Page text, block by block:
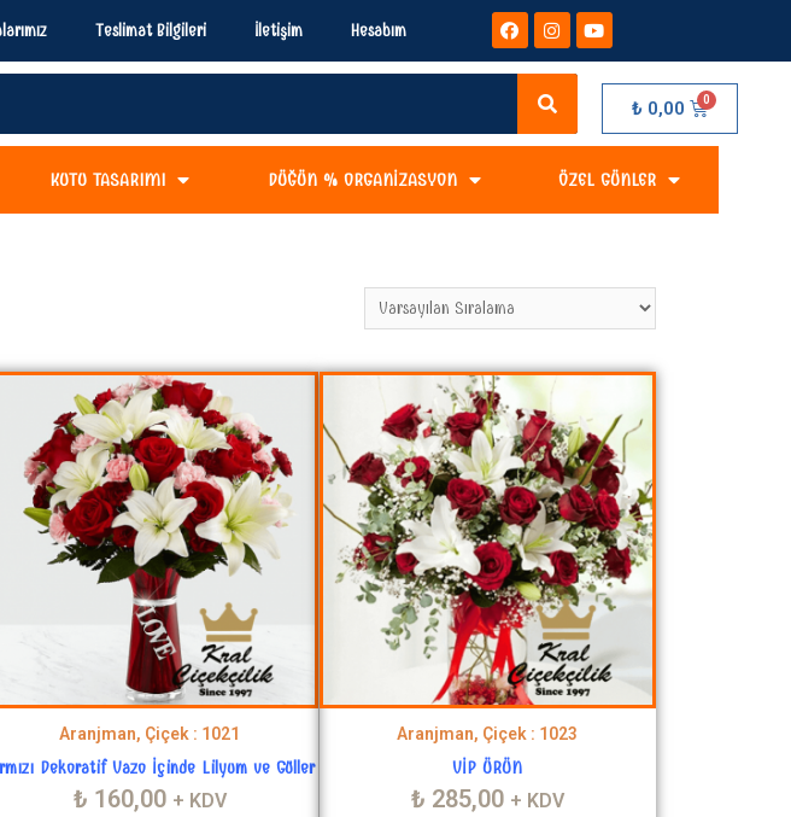
Teslimat Bilgileri İletişim Hesabım
₺0,00
KUTU TASARIMI DÜĞÜN % ORGANIZASYON ÖZEL GÜNLER
Aranjman, Çiçek : 1021
Dekoratif Vazo İçinde Lilyum ve Güller
₺ 160,00 + KDV
Aranjman, Çiçek : 1023
VİP ÜRÜN
₺ 285,00 + KDV